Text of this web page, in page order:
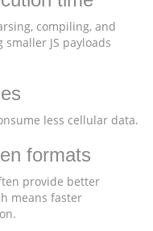
compiling, and
JS payloads
less cellular data.
formats
provide better
means faster